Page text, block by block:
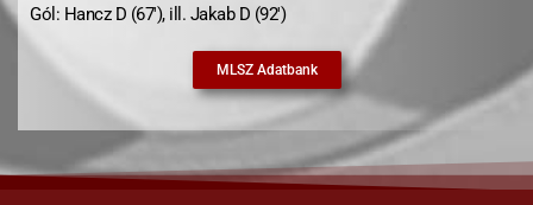
Gól: Hancz D (67′), ill. Jakab D (92′)
MLSZ Adatbank